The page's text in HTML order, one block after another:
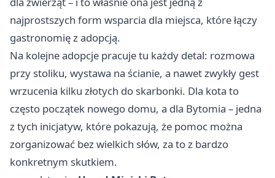
najprostszych form wsparcia dla miejsca, które łączy
gastronomię z adopcją.
Na kolejne adopcje pracuje tu każdy detal: rozmowa
przy stoliku, wystawa na ścianie, a nawet zwykły gest
wrzucenia kilku złotych do skarbonki. Dla kota to
często początek nowego domu, a dla Bytomia – jedna
z tych inicjatyw, które pokazują, że pomoc można
zorganizować bez wielkich słów, za to z bardzo
konkretnym skutkiem.